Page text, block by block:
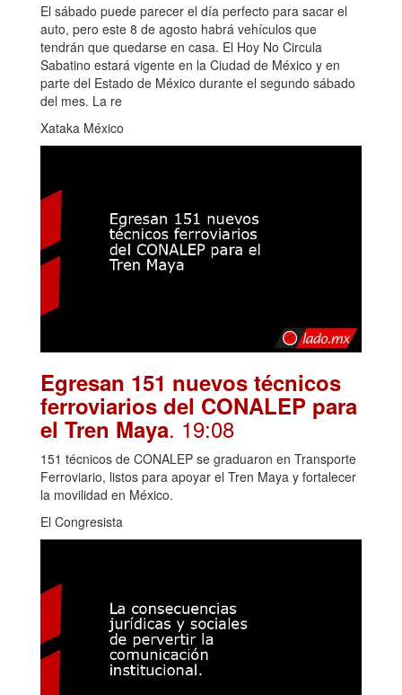
El sábado puede parecer el día perfecto para sacar el
auto, pero este 8 de agosto habrá vehículos que
tendrán que quedarse en casa. El Hoy No Circula
Sabatino estará vigente en la Ciudad de México y en
parte del Estado de México durante el segundo sábado
del mes. La re
Xataka México
Egresan 151 nuevos técnicos
ferroviarios del CONALEP para
el Tren Maya. 19:08
151 técnicos de CONALEP se graduaron en Transporte
Ferroviario, listos para apoyar el Tren Maya y fortalecer
la movilidad en México.
El Congresista